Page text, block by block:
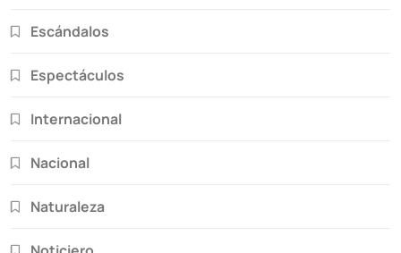
Escándalos
Espectáculos
Internacional
Nacional
Naturaleza